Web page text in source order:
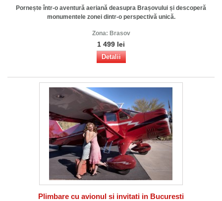
Pornește într-o aventură aeriană deasupra Brașovului și descoperă
monumentele zonei dintr-o perspectivă unică.
Zona: Brasov
1 499 lei
Detalii
Plimbare cu avionul si invitati in Bucuresti